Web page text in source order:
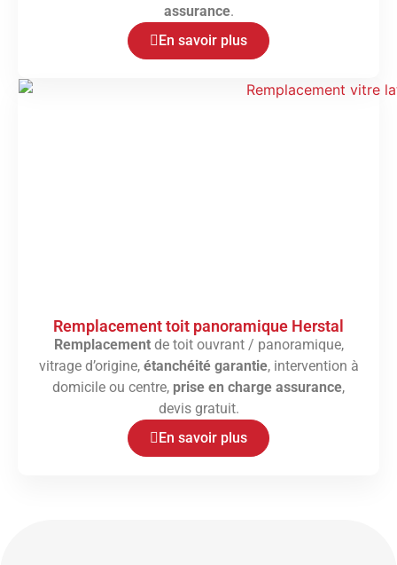
assurance.
En savoir plus
Remplacement toit panoramique Herstal
Remplacementde toit ouvrant / panoramique,
vitrage d’origine, étanchéité garantie, intervention à
domicile ou centre, prise en charge assurance,
devis gratuit.
En savoir plus